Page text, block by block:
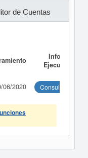
de Cuentas
Informe
Ejecutivo
06/2020 Consultar